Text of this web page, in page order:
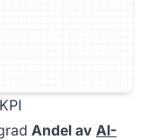
Andel av AI-